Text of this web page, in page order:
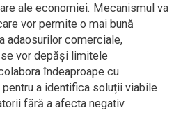
ale economiei. Mecanismul va
vor permite o mai bună
adaosurilor comerciale,
vor depăși limitele
îndeaproape cu
a identifica soluții viabile
fără a afecta negativ